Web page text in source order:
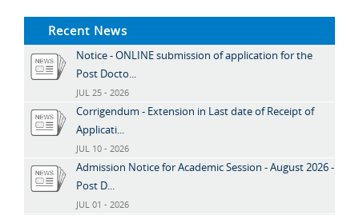
Recent News
Notice - ONLINE submission of application for the
Post Docto...
JUL 25 - 2026
Corrigendum - Extension in Last date of Receipt of
Applicati...
JUL 10 - 2026
Admission Notice for Academic Session - August 2026 -
Post D...
JUL 01 - 2026